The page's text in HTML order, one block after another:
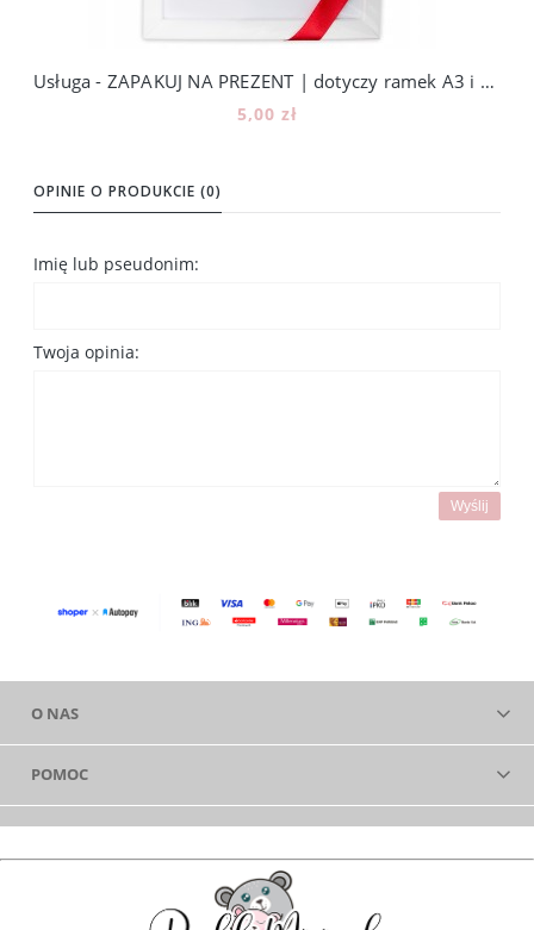
Usługa - ZAPAKUJ NA PREZENT | dotyczy ramek A3 i A4
5,00 zł
OPINIE O PRODUKCIE (0)
Imię lub pseudonim:
Twoja opinia:
Wyślij
O NAS
POMOC